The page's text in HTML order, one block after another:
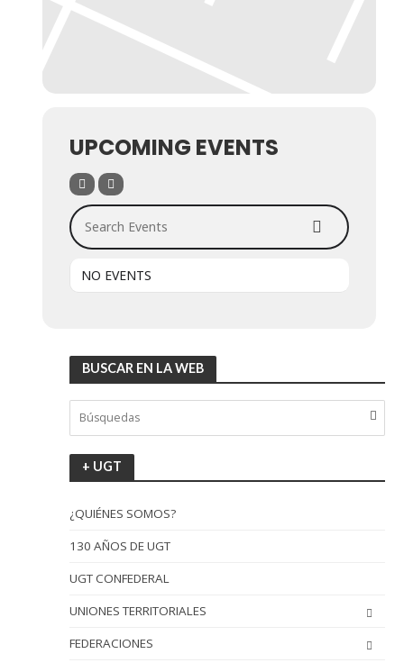
UPCOMING EVENTS
Search Events
NO EVENTS
BUSCAR EN LA WEB
+ UGT
¿QUIÉNES SOMOS?
130 AÑOS DE UGT
UGT CONFEDERAL
UNIONES TERRITORIALES
FEDERACIONES